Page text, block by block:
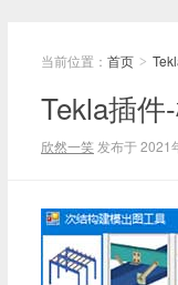
当前位置： 首页 >
Tekla插件
欣然一笑 发布于 2021